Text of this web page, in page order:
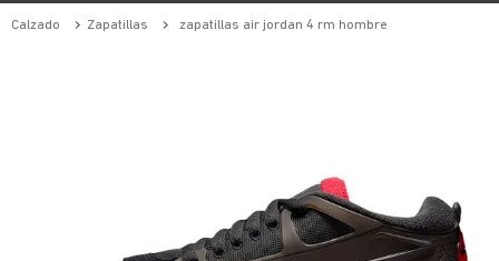
calzado zapatillas zapatillas air jordan 4 rm hombre